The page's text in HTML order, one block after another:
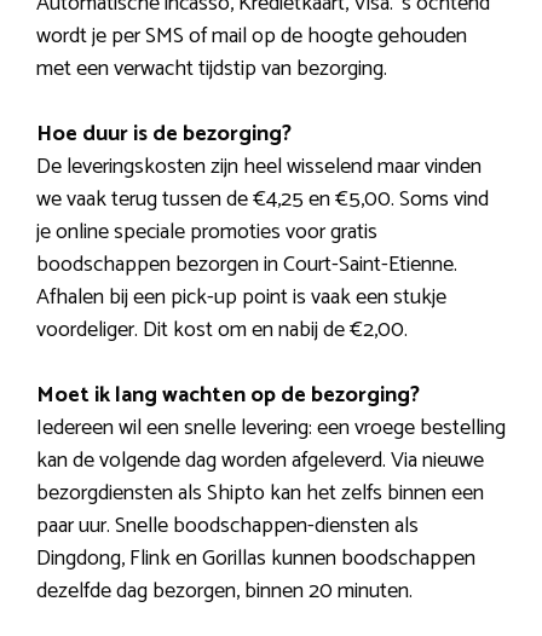
wordt je per SMS of mail op de hoogte gehouden
met een verwacht tijdstip van bezorging.
Hoe duur is de bezorging?
De leveringskosten zijn heel wisselend maar vinden
we vaak terug tussen de €4,25 en €5,00. Soms vind
je online speciale promoties voor gratis
boodschappen bezorgen in Court-Saint-Etienne.
Afhalen bij een pick-up point is vaak een stukje
voordeliger. Dit kost om en nabij de €2,00.
Moet ik lang wachten op de bezorging?
Iedereen wil een snelle levering: een vroege bestelling
kan de volgende dag worden afgeleverd. Via nieuwe
bezorgdiensten als Shipto kan het zelfs binnen een
paar uur. Snelle boodschappen-diensten als
Dingdong, Flink en Gorillas kunnen boodschappen
dezelfde dag bezorgen, binnen 20 minuten.